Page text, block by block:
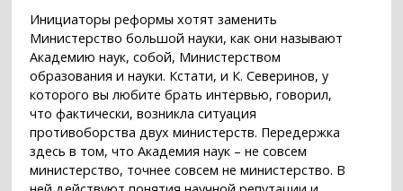
Инициаторы реформы хотят заменить
Министерство большой науки, как они называют
Академию наук, собой, Министерством
образования и науки. Кстати, и К. Северинов, у
которого вы любите брать интервью, говорил,
что фактически, возникла ситуация
противоборства двух министерств. Передержка
здесь в том, что Академия наук – не совсем
министерство, точнее совсем не министерство. В